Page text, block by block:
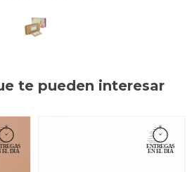
te pueden interesar